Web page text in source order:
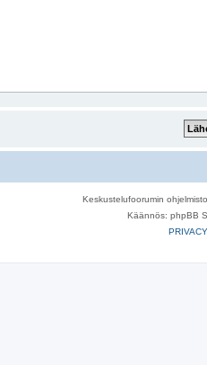
Keskustelufoorumin ohjelmisto
Käännös: phpBB